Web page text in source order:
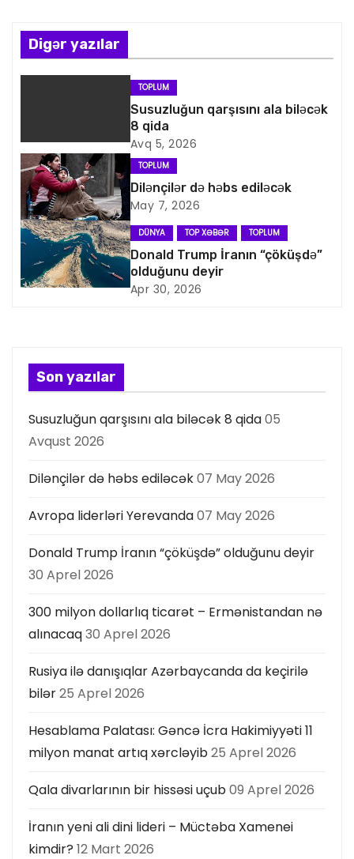
n
a
i
q
a
s
i
s
ı
Digər yazılar
TOPLUM
Susuzluğun qarşısını ala biləcək
8 qida
Avq 5, 2026
TOPLUM
Dilənçilər də həbs ediləcək
May 7, 2026
DÜNYA TOP XƏBƏR TOPLUM
Donald Trump İranın “çöküşdə”
olduğunu deyir
Apr 30, 2026
Son yazılar
Susuzluğun qarşısını ala biləcək 8 qida05
Avqust 2026
Dilənçilər də həbs ediləcək07 May 2026
Avropa liderləri Yerevanda07 May 2026
Donald Trump İranın “çöküşdə” olduğunu deyir
30 Aprel 2026
300 milyon dollarlıq ticarət – Ermənistandan nə
alınacaq30 Aprel 2026
Rusiya ilə danışıqlar Azərbaycanda da keçirilə
bilər25 Aprel 2026
Hesablama Palatası: Gəncə İcra Hakimiyyəti 11
milyon manat artıq xərcləyib25 Aprel 2026
Qala divarlarının bir hissəsi uçub09 Aprel 2026
İranın yeni ali dini lideri – Müctəba Xamenei
kimdir? 12 Mart 2026